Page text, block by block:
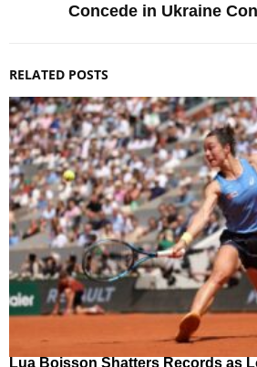
Concede in Ukraine
RELATED POSTS
Lua Boisson Shatters Records as